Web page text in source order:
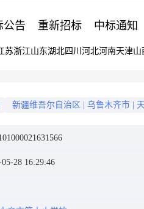
公告 重新招标 中标通知
苏浙江山东湖北四川 河北河南天津山
新疆维吾尔自治区 乌鲁木齐市
05-28 16:29:46